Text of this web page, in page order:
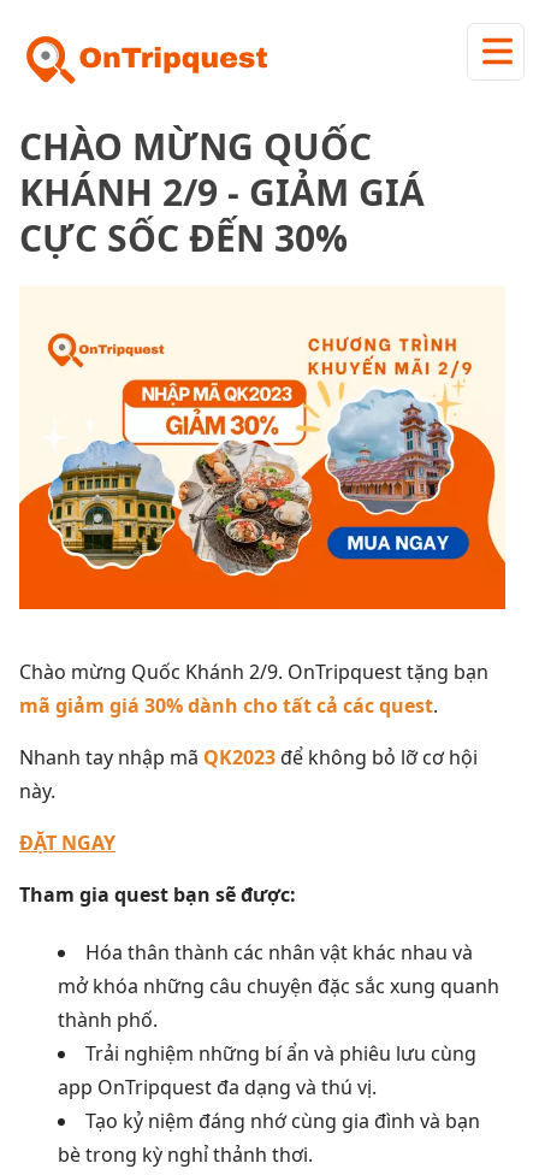
CHÀO MỪNG QUỐC
KHÁNH 2/9 - GIẢM GIÁ
CỰC SỐC ĐẾN 30%
Chào mừng Quốc Khánh 2/9. OnTripquest tặng bạn
mã giảm giá 30% dành cho tất cả các quest.
Nhanh tay nhập mã QK2023để không bỏ lỡ cơ hội
này.
ĐẶT NGAY
Tham gia quest bạn sẽ được:
Hóa thân thành các nhân vật khác nhau và
mở khóa những câu chuyện đặc sắc xung quanh
thành phố.
Trải nghiệm những bí ẩn và phiêu lưu cùng
app OnTripquest đa dạng và thú vị.
Tạo kỷ niệm đáng nhớ cùng gia đình và bạn
bè trong kỳ nghỉ thảnh thơi.